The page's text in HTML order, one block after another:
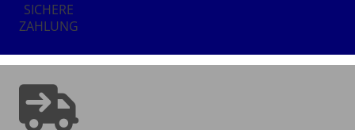
SICHERE
ZAHLUNG